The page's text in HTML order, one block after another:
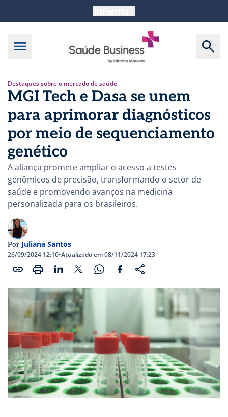
Destaques sobre o mercado de saúde
MGI Tech e Dasa se unem
para aprimorar diagnósticos
por meio de sequenciamento
genético
A aliança promete ampliar o acesso a testes
genômicos de precisão, transformando o setor de
saúde e promovendo avanços na medicina
personalizada para os brasileiros.
Por Juliana Santos
26/09/2024 12:16•Atualizado em 08/11/2024 17:23